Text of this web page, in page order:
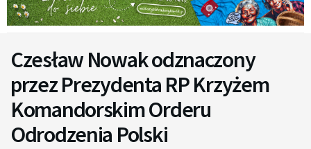
Czesław Nowak odznaczony
przez Prezydenta RP Krzyżem
Komandorskim Orderu
Odrodzenia Polski